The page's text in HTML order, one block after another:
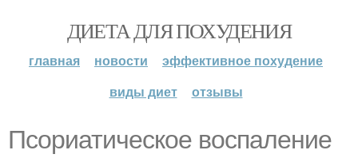
ДИЕТА ДЛЯ ПОХУДЕНИЯ
главная новости
эффективное похудение
виды диет
отзывы
Псориатическое воспаление